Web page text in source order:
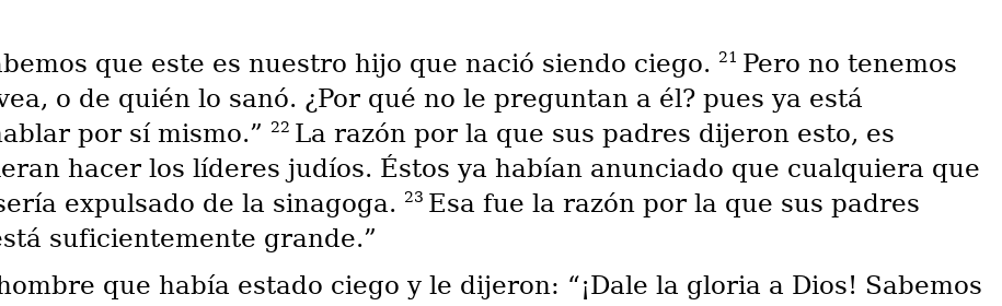
que este es nuestro hijo que nació siendo ciego. 21 Pero no tenemos
o de quién lo sanó. ¿Por qué no le preguntan a él? pues ya está
por sí mismo.”
22 La razón por la que sus padres dijeron esto, es
hacer los líderes judíos. Éstos ya habían anunciado que cualquiera que
expulsado de la sinagoga. 23 Esa fue la razón por la que sus padres
suficientemente grande.”
que había estado ciego y le dijeron: “¡Dale la gloria a Dios! Sabemos